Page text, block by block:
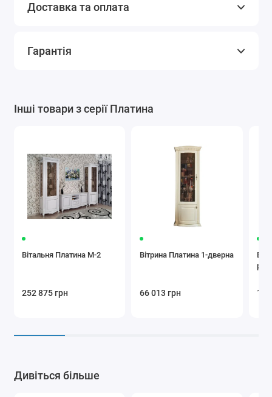
Доставка та оплата
Гарантія
Інші товари з серії Платина
Вітальня Платина М-2
252 875 грн
Вітрина Платина 1-дверна
66 013 грн
Дивіться більше